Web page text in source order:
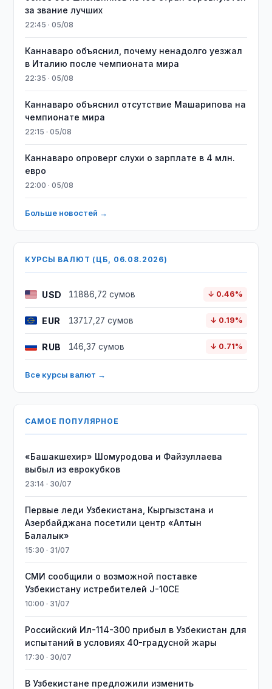
за звание лучших
22:45 · 05/08
Каннаваро объяснил, почему ненадолго уезжал
в Италию после чемпионата мира
22:35 · 05/08
Каннаваро объяснил отсутствие Машарипова на
чемпионате мира
22:15 · 05/08
Каннаваро опроверг слухи о зарплате в 4 млн.
евро
22:00 · 05/08
Больше новостей →
КУРСЫ ВАЛЮТ (ЦБ, 06.08.2026)
USD 11886,72 сумов ↓ 0.46%
EUR 13717,27 сумов ↓ 0.19%
RUB 146,37 сумов ↓ 0.71%
Все курсы валют →
САМОЕ ПОПУЛЯРНОЕ
«Башакшехир» Шомуродова и Файзуллаева
выбыл из еврокубков
23:14 · 30/07
Первые леди Узбекистана, Кыргызстана и
Азербайджана посетили центр «Алтын
Балалык»
15:30 · 31/07
СМИ сообщили о возможной поставке
Узбекистану истребителей J-10CE
10:00 · 31/07
Российский Ил-114-300 прибыл в Узбекистан для
испытаний в условиях 40-градусной жары
17:30 · 30/07
В Узбекистане предложили изменить